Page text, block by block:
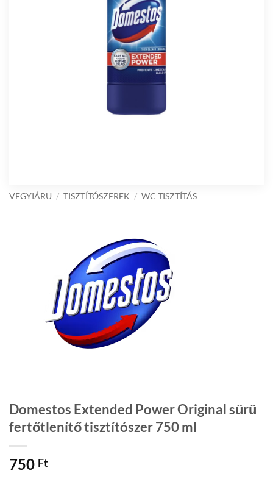
VEGYIÁRU / TISZTÍTÓSZEREK / WC TISZTÍTÁS
Domestos Extended Power Original sűrű
fertőtlenítő tisztítószer 750 ml
750 Ft